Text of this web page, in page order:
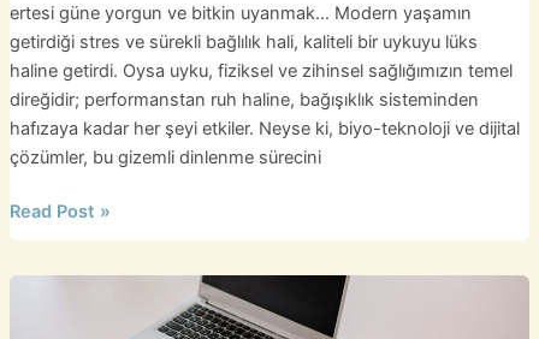
ertesi güne yorgun ve bitkin uyanmak… Modern yaşamın
getirdiği stres ve sürekli bağlılık hali, kaliteli bir uykuyu lüks
haline getirdi. Oysa uyku, fiziksel ve zihinsel sağlığımızın temel
direğidir; performanstan ruh haline, bağışıklık sisteminden
hafızaya kadar her şeyi etkiler. Neyse ki, biyo-teknoloji ve dijital
çözümler, bu gizemli dinlenme sürecini
Biyo-
Teknoloji:
Read Post »